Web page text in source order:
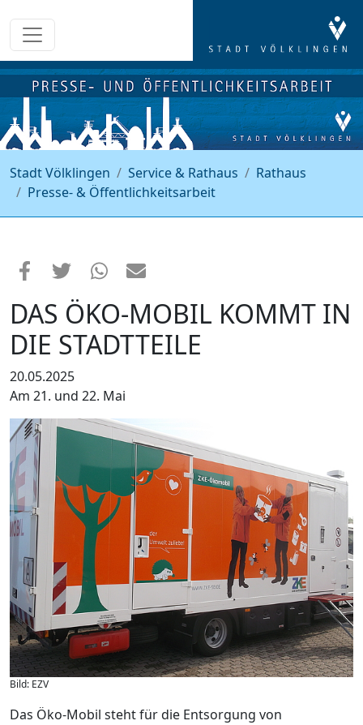
Stadt Völklingen Service & Rathaus
Rathaus
Presse- & Öffentlichkeitsarbeit
DAS ÖKO-MOBIL KOMMT IN
DIE STADTTEILE
20.05.2025
Am 21. und 22. Mai
Bild: EZV
Das Öko-Mobil steht für die Entsorgung von